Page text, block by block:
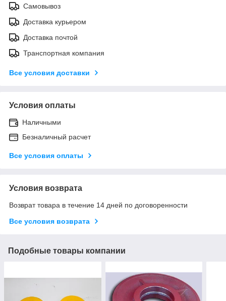
Самовывоз
Доставка курьером
Доставка почтой
Транспортная компания
Все условия доставки
Условия оплаты
Наличными
Безналичный расчет
Все условия оплаты
Условия возврата
Возврат товара в течение 14 дней по договоренности
Все условия возврата
Подобные товары компании